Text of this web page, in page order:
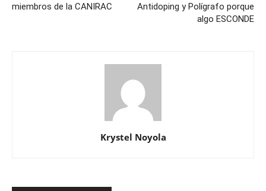
miembros de la CANIRAC
Antidoping y Polígrafo porque
algo ESCONDE
Krystel Noyola